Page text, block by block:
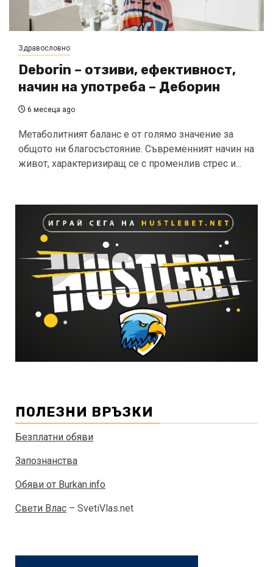
Здравословно
Deborin – отзиви, ефективност,
начин на употреба – Деборин
6 месеца ago
Метаболитният баланс е от голямо значение за
общото ни благосъстояние. Съвременният начин на
живот, характеризиращ се с променлив стрес и...
ПОЛЕЗНИ ВРЪЗКИ
Безплатни обяви
Запознанства
Обяви от Burkan.info
Свети Влас – SvetiVlas.net